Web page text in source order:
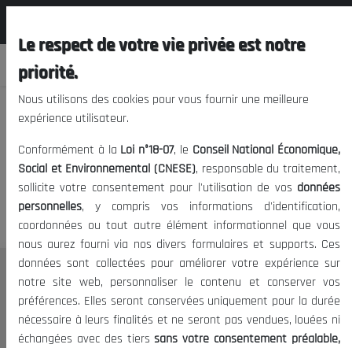
Nous vous prions de nous
excuser, mais l'accès à ce
contenu est restreint.
Le CNESE
A Propos
Le président
Le respect de votre vie privée est notre
priorité.
Nous utilisons des cookies pour vous fournir une meilleure
expérience utilisateur.
Conformément à la Loi n°18-07, le Conseil National Économique,
Social et Environnemental (CNESE), responsable du traitement,
sollicite votre consentement pour l'utilisation de vos données
personnelles, y compris vos informations d'identification,
coordonnées ou tout autre élément informationnel que vous
nous aurez fourni via nos divers formulaires et supports. Ces
données sont collectées pour améliorer votre expérience sur
notre site web, personnaliser le contenu et conserver vos
préférences. Elles seront conservées uniquement pour la durée
nécessaire à leurs finalités et ne seront pas vendues, louées ni
échangées avec des tierssans votre consentement préalable,